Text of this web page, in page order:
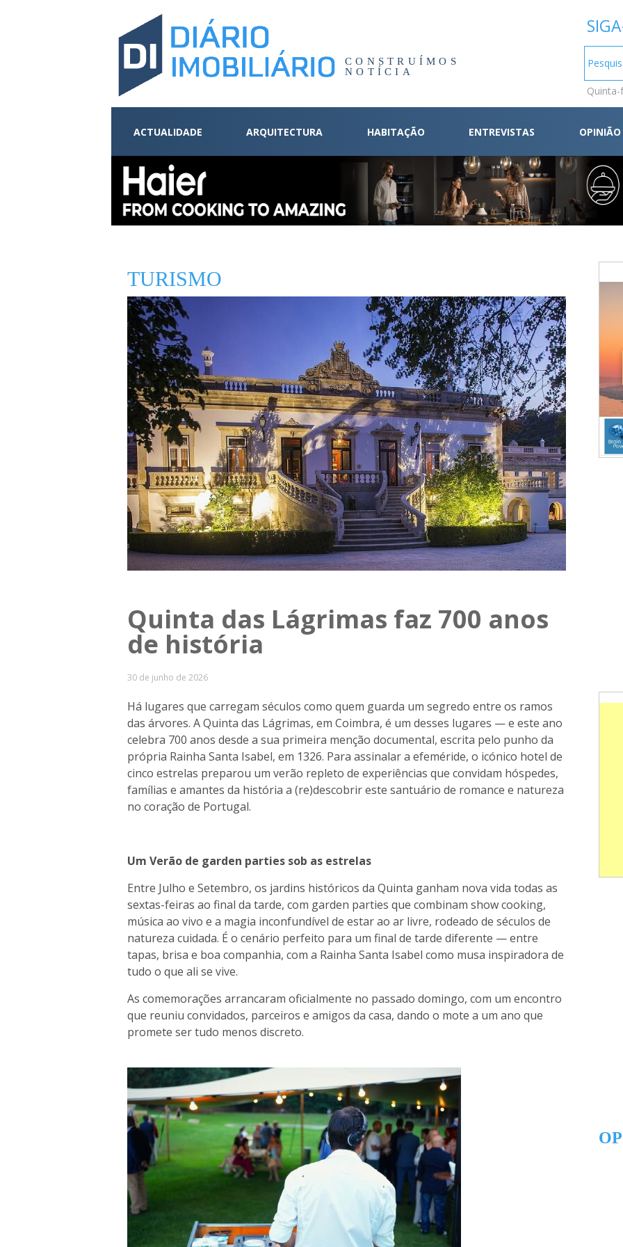
CONSTRUÍMOS
NOTÍCIA
ACTUALIDADE ARQUITECTURA HABITAÇÃO ENTREVISTAS OPINIÃO
TURISMO
Quinta das Lágrimas faz 700 anos
de história
30 de junho de 2026
Há lugares que carregam séculos como quem guarda um segredo entre os ramos
das árvores. A Quinta das Lágrimas, em Coimbra, é um desses lugares — e este ano
celebra 700 anos desde a sua primeira menção documental, escrita pelo punho da
própria Rainha Santa Isabel, em 1326. Para assinalar a efeméride, o icónico hotel de
cinco estrelas preparou um verão repleto de experiências que convidam hóspedes,
famílias e amantes da história a (re)descobrir este santuário de romance e natureza
no coração de Portugal.
Um Verão de garden parties sob as estrelas
Entre Julho e Setembro, os jardins históricos da Quinta ganham nova vida todas as
sextas-feiras ao final da tarde, com garden parties que combinam show cooking,
música ao vivo e a magia inconfundível de estar ao ar livre, rodeado de séculos de
natureza cuidada. É o cenário perfeito para um final de tarde diferente — entre
tapas, brisa e boa companhia, com a Rainha Santa Isabel como musa inspiradora de
tudo o que ali se vive.
As comemorações arrancaram oficialmente no passado domingo, com um encontro
que reuniu convidados, parceiros e amigos da casa, dando o mote a um ano que
promete ser tudo menos discreto.